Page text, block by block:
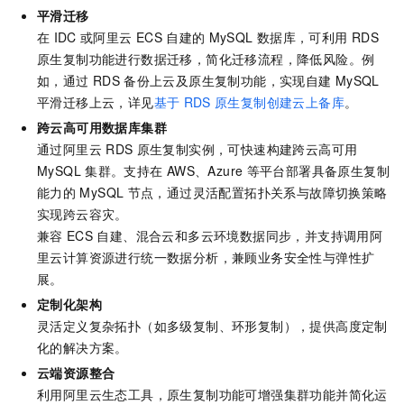
平滑迁移
在 IDC 或阿里云 ECS 自建的 MySQL 数据库，可利用 RDS
原生复制功能进行数据迁移，简化迁移流程，降低风险。例
如，通过 RDS 备份上云及原生复制功能，实现自建 MySQL
平滑迁移上云，详见基于 RDS 原生复制创建云上备库。
跨云高可用数据库集群
通过阿里云 RDS 原生复制实例，可快速构建跨云高可用
MySQL 集群。支持在 AWS、Azure 等平台部署具备原生复制
能力的 MySQL 节点，通过灵活配置拓扑关系与故障切换策略
实现跨云容灾。
兼容 ECS 自建、混合云和多云环境数据同步，并支持调用阿
里云计算资源进行统一数据分析，兼顾业务安全性与弹性扩
展。
定制化架构
灵活定义复杂拓扑（如多级复制、环形复制），提供高度定制
化的解决方案。
云端资源整合
利用阿里云生态工具，原生复制功能可增强集群功能并简化运